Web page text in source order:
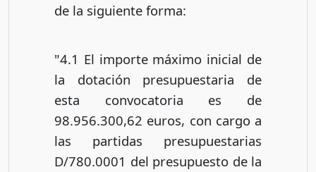
de la siguiente forma:
"4.1 El importe máximo inicial de
la dotación presupuestaria de
esta convocatoria es de
98.956.300,62 euros, con cargo a
las partidas presupuestarias
D/780.0001 del presupuesto de la